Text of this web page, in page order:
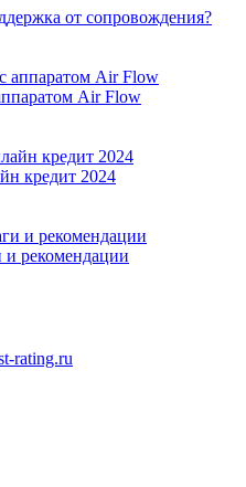
от сопровождения?
Air Flow
кредит 2024
рекомендации
rating.ru